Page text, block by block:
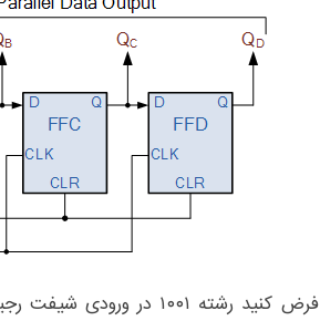
فرض کنید رشته ۱۰۰۱ در